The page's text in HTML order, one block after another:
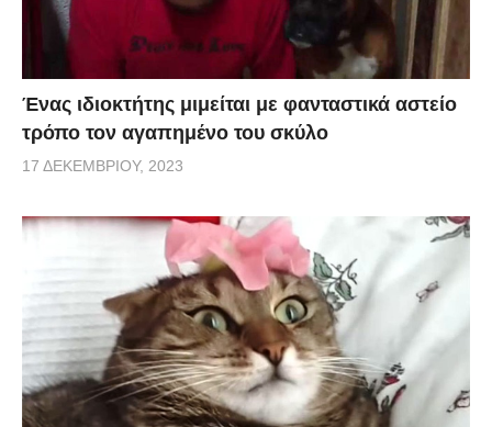
Ένας ιδιοκτήτης μιμείται με φανταστικά αστείο
τρόπο τον αγαπημένο του σκύλο
17 ΔΕΚΕΜΒΡΊΟΥ, 2023